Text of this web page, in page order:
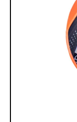
Rampa Móvil
carga